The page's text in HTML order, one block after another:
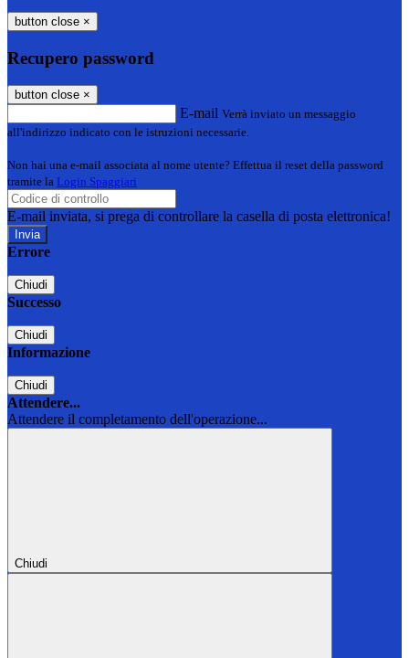
button close ×
Recupero password
button close ×
E-mail Verrà inviato un messaggio
all'indirizzo indicato con le istruzioni necessarie.
Non hai una e-mail associata al nome utente? Effettua il reset della password
tramite la Login Spaggiari
E-mail inviata, si prega di controllare la casella di posta elettronica!
Errore
Chiudi
Successo
Chiudi
Informazione
Chiudi
Attendere...
Attendere il completamento dell'operazione...
Chiudi